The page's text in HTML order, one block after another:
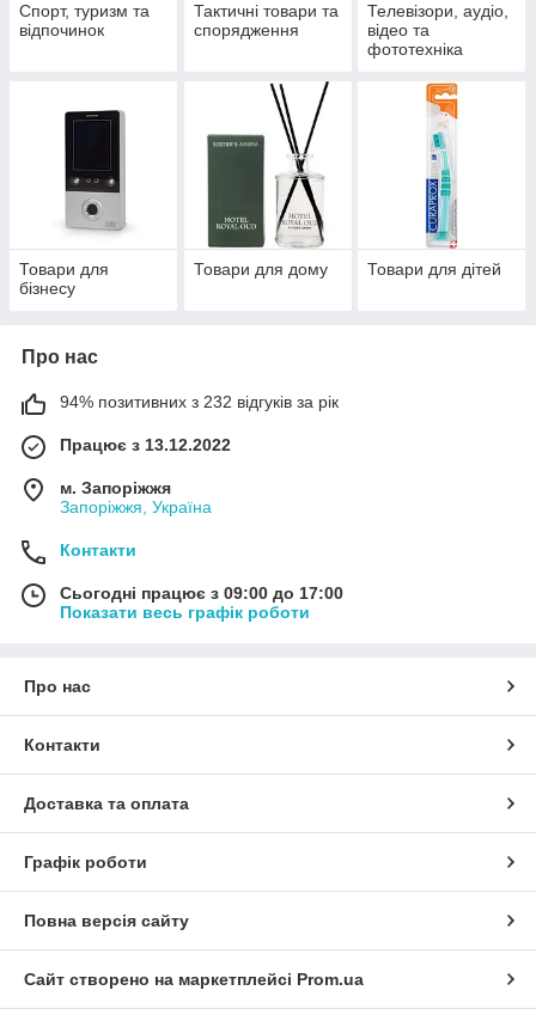
Спорт, туризм та
відпочинок
Тактичні товари та
спорядження
Телевізори, аудіо,
відео та
фототехніка
Товари для
бізнесу
Товари для дому Товари для дітей
Про нас
94% позитивних з 232 відгуків за рік
Працює з 13.12.2022
м. Запоріжжя
Запоріжжя, Україна
Контакти
Сьогодні працює з 09:00 до 17:00
Показати весь графік роботи
Про нас
Контакти
Доставка та оплата
Графік роботи
Повна версія сайту
Сайт створено на маркетплейсі Prom.ua